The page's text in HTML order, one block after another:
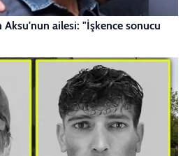
Aksu'nun ailesi: "İşkence sonucu